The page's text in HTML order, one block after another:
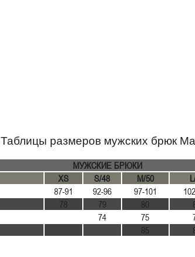
Таблицы размеров мужских брюк
МУЖСКИЕ БРЮКИ
XS S/48 M/50
87-91 92-96 97-101
78 79 80
74 75
85